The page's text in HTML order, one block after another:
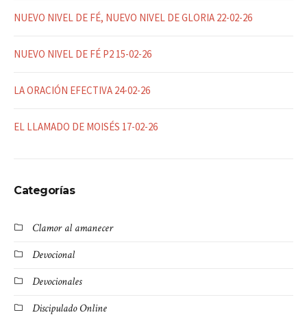
NUEVO NIVEL DE FÉ, NUEVO NIVEL DE GLORIA 22-02-26
NUEVO NIVEL DE FÉ P2 15-02-26
LA ORACIÓN EFECTIVA 24-02-26
EL LLAMADO DE MOISÉS 17-02-26
Categorías
Clamor al amanecer
Devocional
Devocionales
Discipulado Online